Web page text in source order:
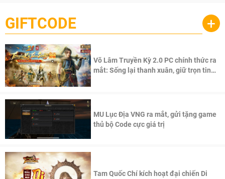
GIFTCODE +
Võ Lâm Truyền Kỳ 2.0 PC chính thức ra
mắt: Sống lại thanh xuân, giữ trọn tinh
MU Lục Địa VNG ra mắt, gửi tặng game
thủ bộ Code cực giá trị
Tam Quốc Chí kích hoạt đại chiến Di